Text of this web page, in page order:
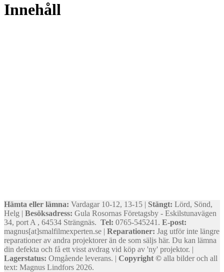
Innehåll
Hämta eller lämna: Vardagar 10-12, 13-15 | Stängt: Lörd, Sönd,
Helg | Besöksadress: Gula Rosornas Företagsby - Eskilstunavägen
34, port A , 64534 Strängnäs. Tel: 0765-545241. E-post:
magnus[at]smalfilmexperten.se | Reparationer: Jag utför inte längre
reparationer av andra projektorer än de som säljs här. Du kan lämna
din defekta och få ett visst avdrag vid köp av 'ny' projektor. |
Lagerstatus: Omgående leverans. | Copyright © alla bilder och all
text: Magnus Lindfors 2026.